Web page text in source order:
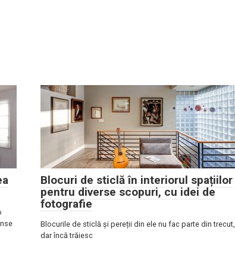
Blocuri de sticlă în interiorul spațiilor
pentru diverse scopuri, cu idei de
fotografie
Blocurile de sticlă și pereții din ele nu fac parte din trecut,
dar încă trăiesc